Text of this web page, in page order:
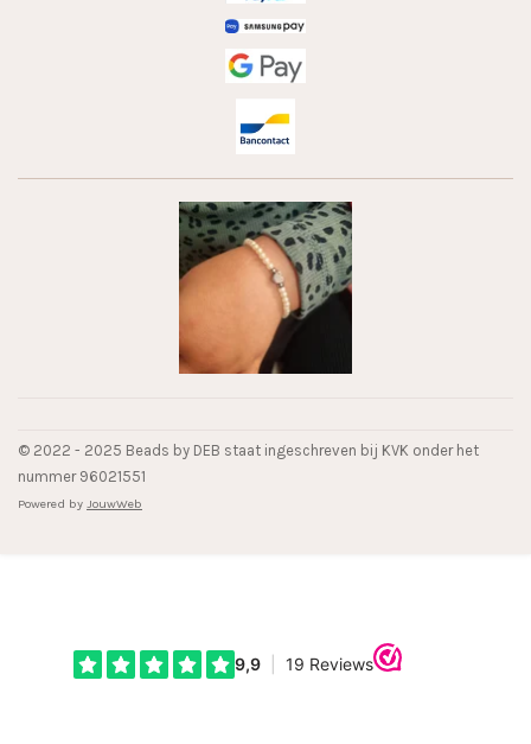
© 2022 - 2025 Beads by DEB staat ingeschreven bij KVK onder het
nummer 96021551
Powered by JouwWeb